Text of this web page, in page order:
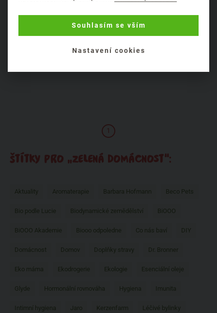
ZERO WASTE díl druhý: Jídlo a pití
Zelená domácnost 92%
Potraviny a pití patří mezi oblasti, které ze svého života vážně
1
ŠTÍTKY PRO „ZELENÁ DOMÁCNOST“:
Aktuality Aromaterapie Barbara Hofmann Beco Pets
Bio podle Lucie Biodynamické zemědělství BiOOO
BiOOO Akademie Biooo odpoledne Co nás baví DIY
Domácnost Domov Doplňky stravy Dr. Bronner
Eko máma Ekodrogerie Ekologie Esenciální oleje
Glyde Hormonální rovnováha Hygiena Imunita
Intimní hygiena Jaro Kerzenfarm Léčivé bylinky
Souhlasím se vším
Nastavení cookies